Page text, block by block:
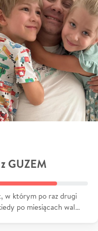
GUZEM
w którym po raz drugi
po miesiącach wal…